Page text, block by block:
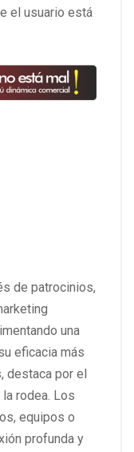
el usuario está
de patrocinios,
una
eficacia más
destaca por el
rodea. Los
equipos o
profunda y